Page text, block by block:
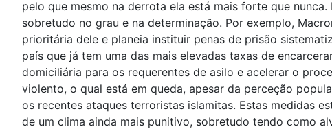
pelo que mesmo na derrota ela está mais forte que
sobretudo no grau e na determinação. Por exemplo,
prioritária dele e planeia instituir penas de prisão
país que já tem uma das mais elevadas taxas de
domiciliária para os requerentes de asilo e acelerar o
violento, o qual está em queda, apesar da perceção
os recentes ataques terroristas islamitas. Estas medidas
de um clima ainda mais punitivo, sobretudo tendo como